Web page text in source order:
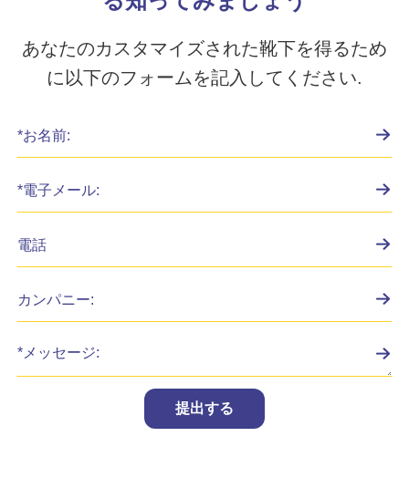
あなたのカスタマイズされた靴下を得るため
に以下のフォームを記入してください.
提出する